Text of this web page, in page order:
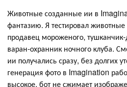
Животные созданные ии в
фантазию. Я тестировал
продавец мороженого,
варан-охранник ночного клуба.
ии получались сразу, без долгих
генерация фото в Imagination
высокое, бот не сжимает